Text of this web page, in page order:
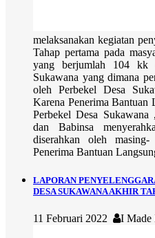
melaksanakan kegiatan
Tahap pertama pada
yang berjumlah 104
Sukawana yang dimana
oleh Perbekel Desa
Karena Penerima Bantuan
Perbekel Desa
dan Babinsa
diserahkan oleh
Penerima Bantuan
LAPORAN
DESA SUKAWANA AKHIR
11 Februari 2022 I Made